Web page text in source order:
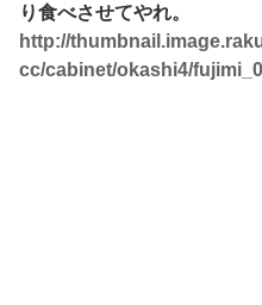
り食べさせてやれ。
http://
cc/cabinet/okashi4/